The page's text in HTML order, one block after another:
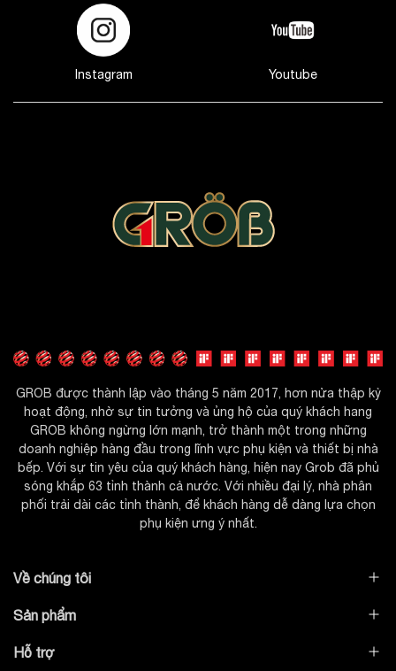
Instagram Youtube
GROB được thành lập vào tháng 5 năm 2017, hơn nửa thập kỷ
hoạt động, nhờ sự tin tưởng và ủng hộ của quý khách hang
GROB không ngừng lớn mạnh, trở thành một trong những
doanh nghiệp hàng đầu trong lĩnh vực phụ kiện và thiết bị nhà
bếp. Với sự tin yêu của quý khách hàng, hiện nay Grob đã phủ
sóng khắp 63 tỉnh thành cả nước. Với nhiều đại lý, nhà phân
phối trải dài các tỉnh thành, để khách hàng dễ dàng lựa chọn
phụ kiện ưng ý nhất.
Về chúng tôi
Sản phẩm
Hỗ trợ